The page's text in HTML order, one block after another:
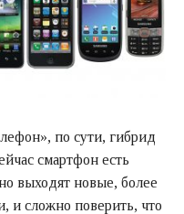
по сути, гибрид
смартфон есть
выходят новые, более
и сложно поверить, что